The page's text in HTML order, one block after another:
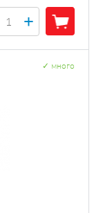
+
много